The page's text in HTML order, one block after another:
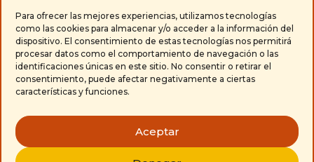
Para ofrecer las mejores experiencias, utilizamos tecnologías
como las cookies para almacenar y/o acceder a la información del
dispositivo. El consentimiento de estas tecnologías nos permitirá
procesar datos como el comportamiento de navegación o las
identificaciones únicas en este sitio. No consentir o retirar el
consentimiento, puede afectar negativamente a ciertas
características y funciones.
Aceptar
Contacta con nosotros
 650 671 304